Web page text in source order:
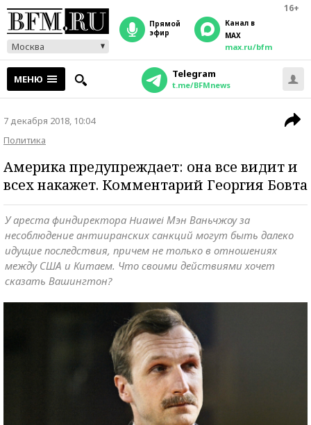
16+
Москва
прямой
эфир
Канал в
MAX
max.ru/bfm
МЕНЮ Telegram
t.me/BFMnews
7 декабря 2018, 10:04
Политика
Америка предупреждает: она все видит и
всех накажет. Комментарий Георгия Бовта
У ареста финдиректора Huawei Мэн Ваньчжоу за
несоблюдение антииранских санкций могут быть далеко
идущие последствия, причем не только в отношениях
между США и Китаем. Что своими действиями хочет
сказать Вашингтон?